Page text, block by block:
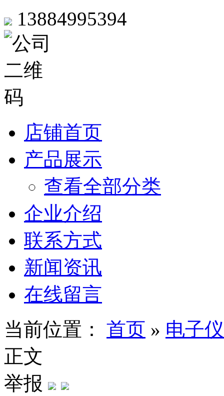
13884995394
店铺首页
产品展示
查看全部分类
企业介绍
联系方式
新闻资讯
在线留言
当前位置： 首页 » 电子
正文
举报